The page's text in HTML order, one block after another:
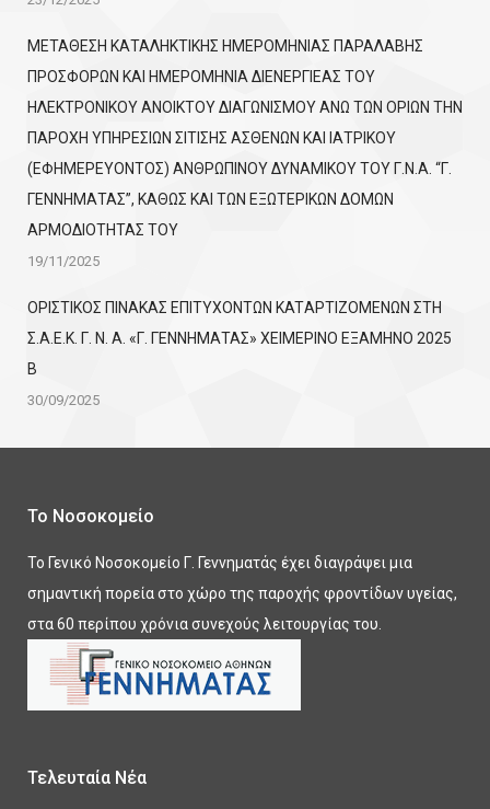
ΜΕΤΑΘΕΣΗ ΚΑΤΑΛΗΚΤΙΚΗΣ ΗΜΕΡΟΜΗΝΙΑΣ ΠΑΡΑΛΑΒΗΣ
ΠΡΟΣΦΟΡΩΝ ΚΑΙ ΗΜΕΡΟΜΗΝΙΑ ΔΙΕΝΕΡΓΙΕΑΣ ΤΟΥ
ΗΛΕΚΤΡΟΝΙΚΟΥ ΑΝΟΙΚΤΟΥ ΔΙΑΓΩΝΙΣΜΟΥ ΑΝΩ ΤΩΝ ΟΡΙΩΝ ΤΗΝ
ΠΑΡΟΧΗ ΥΠΗΡΕΣΙΩΝ ΣΙΤΙΣΗΣ ΑΣΘΕΝΩΝ ΚΑΙ ΙΑΤΡΙΚΟΥ
(ΕΦΗΜΕΡΕΥΟΝΤΟΣ) ΑΝΘΡΩΠΙΝΟΥ ΔΥΝΑΜΙΚΟΥ ΤΟΥ Γ.Ν.Α. “Γ.
ΓΕΝΝΗΜΑΤΑΣ”, ΚΑΘΩΣ ΚΑΙ ΤΩΝ ΕΞΩΤΕΡΙΚΩΝ ΔΟΜΩΝ
ΑΡΜΟΔΙΟΤΗΤΑΣ ΤΟΥ
19/11/2025
ΟΡΙΣΤΙΚΟΣ ΠΙΝΑΚΑΣ ΕΠΙΤΥΧΟΝΤΩΝ KATΑΡΤΙΖΟΜΕΝΩΝ ΣΤΗ
Σ.Α.Ε.Κ. Γ. Ν. Α. «Γ. ΓΕΝΝΗΜΑΤΑΣ» ΧΕΙΜΕΡΙΝΟ ΕΞΑΜΗΝΟ 2025
Β
30/09/2025
Το Νοσοκομείο
Το Γενικό Νοσοκομείο Γ. Γεννηματάς έχει διαγράψει μια
σημαντική πορεία στο χώρο της παροχής φροντίδων υγείας,
στα 60 περίπου χρόνια συνεχούς λειτουργίας του.
Τελευταία Νέα